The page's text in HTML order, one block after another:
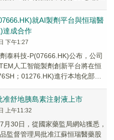
就AI製劑平台與恒瑞醫
達成合作
下午1:27
劑泰科技-P(07666.HK)公布，公司
人工智能製劑創新平台將在恒
；01276.HK)進行本地化部
准舒地胰島素注射液上市
上午11:32
月30日，從國家藥監局網站獲悉，
監督管理局批准江蘇恒瑞醫藥股